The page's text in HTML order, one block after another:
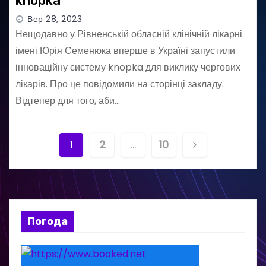
Вер 28, 2023
Нещодавно у Рівненській обласній клінічній лікарні
імені Юрія Семенюка вперше в Україні запустили
інноваційну систему knopka для виклику чергових
лікарів. Про це повідомили на сторінці закладу.
Відтепер для того, аби…
а
в
і
г
1 2 … 10
Погода